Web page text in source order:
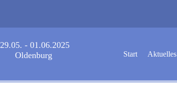
29.05. - 01.06.2025
Oldenburg
Start Aktuelles